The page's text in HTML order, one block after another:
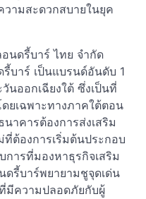
ามสะดวกสบายในยุค
นดรี้บาร์ ไทย จำกัด
บาร์ เป็นแบรนด์อันดับ 1
วันออกเฉียงใต้ ซึ่งเป็นที่
ยเฉพาะทางภาคใต้ตอน
าคารต้องการส่งเสริม
ต้องการเริ่มต้นประกอบ
ารที่มองหาธุรกิจเสริม
รี้บาร์พยายามชูจุดเด่น
มีความปลอดภัยกับผู้